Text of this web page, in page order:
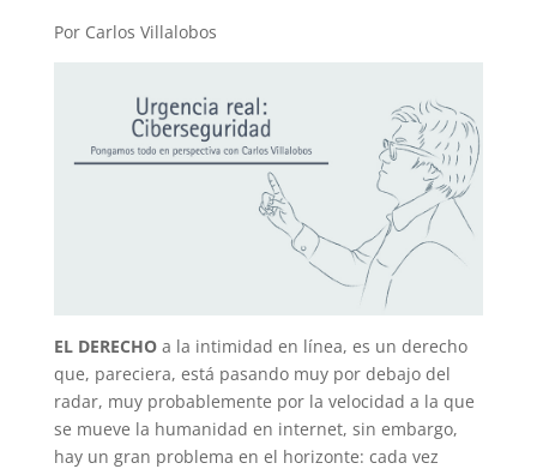
Por Carlos Villalobos
EL DERECHOa la intimidad en línea, es un derecho
que, pareciera, está pasando muy por debajo del
radar, muy probablemente por la velocidad a la que
se mueve la humanidad en internet, sin embargo,
hay un gran problema en el horizonte: cada vez